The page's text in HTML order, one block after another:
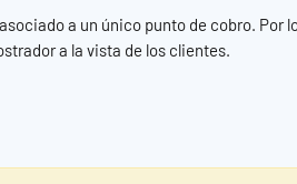
a un único punto de cobro. Por
a la vista de los clientes.